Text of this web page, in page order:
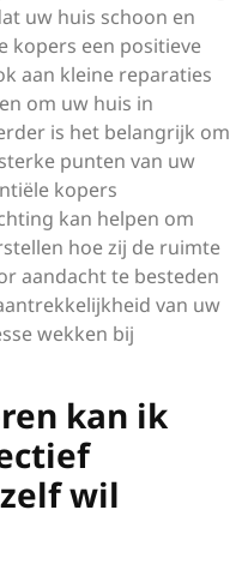
uw huis schoon en
kopers een positieve
aan kleine reparaties
om uw huis in
is het belangrijk om
punten van uw
kopers
kan helpen om
hoe zij de ruimte
aandacht te besteden
van uw
wekken bij
kan ik
wil